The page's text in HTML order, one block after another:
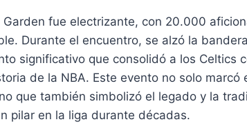
Garden fue electrizante, con 20.000
Durante el encuentro, se alzó la
significativo que consolidó a los Celtics
de la NBA. Este evento no solo marcó
que también simbolizó el legado y la
pilar en la liga durante décadas.